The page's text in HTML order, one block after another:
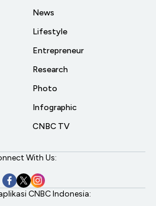
News
Lifestyle
Entrepreneur
Research
Photo
Infographic
CNBC TV
With Us:
CNBC Indonesia: